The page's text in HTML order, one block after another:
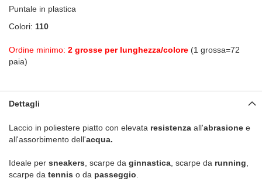
Puntale in plastica
Colori: 110
Ordine minimo: 2 grosse per lunghezza/colore (1 grossa=72
paia)
Dettagli
Laccio in poliestere piatto con elevata resistenza all'abrasione e
all'assorbimento dell'acqua.
Ideale per sneakers , scarpe da ginnastica , scarpe da running
scarpe da tennis o da passeggio